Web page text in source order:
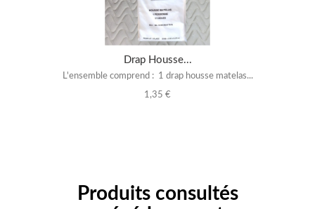
Drap Housse...
L'ensemble comprend : 1 drap housse matelas...
1,35 €
Produits consultés